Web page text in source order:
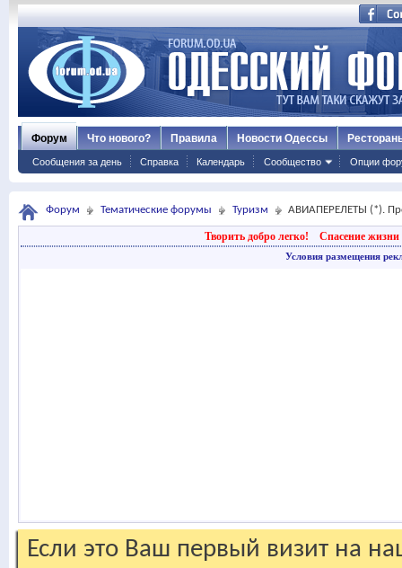
Форум
Сообщения за день Справка Календарь Сообщество Опции
Что нового? Правила Новости Одессы
Форум Тематические форумы Туризм АВИАПЕРЕЛЕТЫ (*).
Творить добро легко! Спасение жизни
Условия размещения
Если это Ваш первый визит на